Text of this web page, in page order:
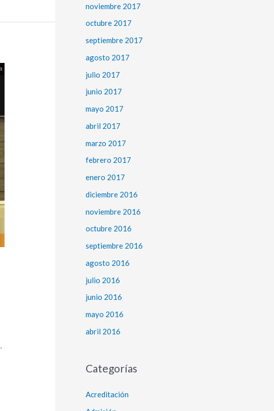
noviembre 2017
octubre 2017
septiembre 2017
agosto 2017
julio 2017
junio 2017
mayo 2017
abril 2017
marzo 2017
febrero 2017
enero 2017
diciembre 2016
noviembre 2016
octubre 2016
septiembre 2016
agosto 2016
julio 2016
junio 2016
mayo 2016
abril 2016
Categorías
Acreditación